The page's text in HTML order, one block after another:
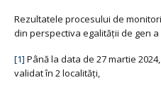
Rezultatele procesului de
din perspectiva egalității de gen
[1] Până la data de 27 martie
validat în 2 localități,